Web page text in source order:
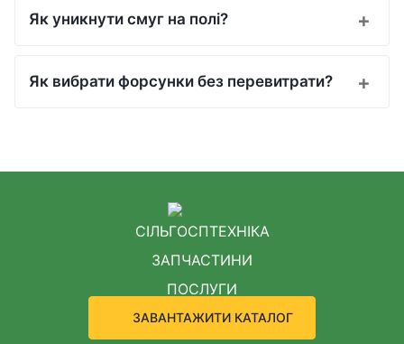
Як уникнути смуг на полі?
Як вибрати форсунки без перевитрати?
СІЛЬГОСПТЕХНІКА
ЗАПЧАСТИНИ
ПОСЛУГИ
ЗАВАНТАЖИТИ КАТАЛОГ